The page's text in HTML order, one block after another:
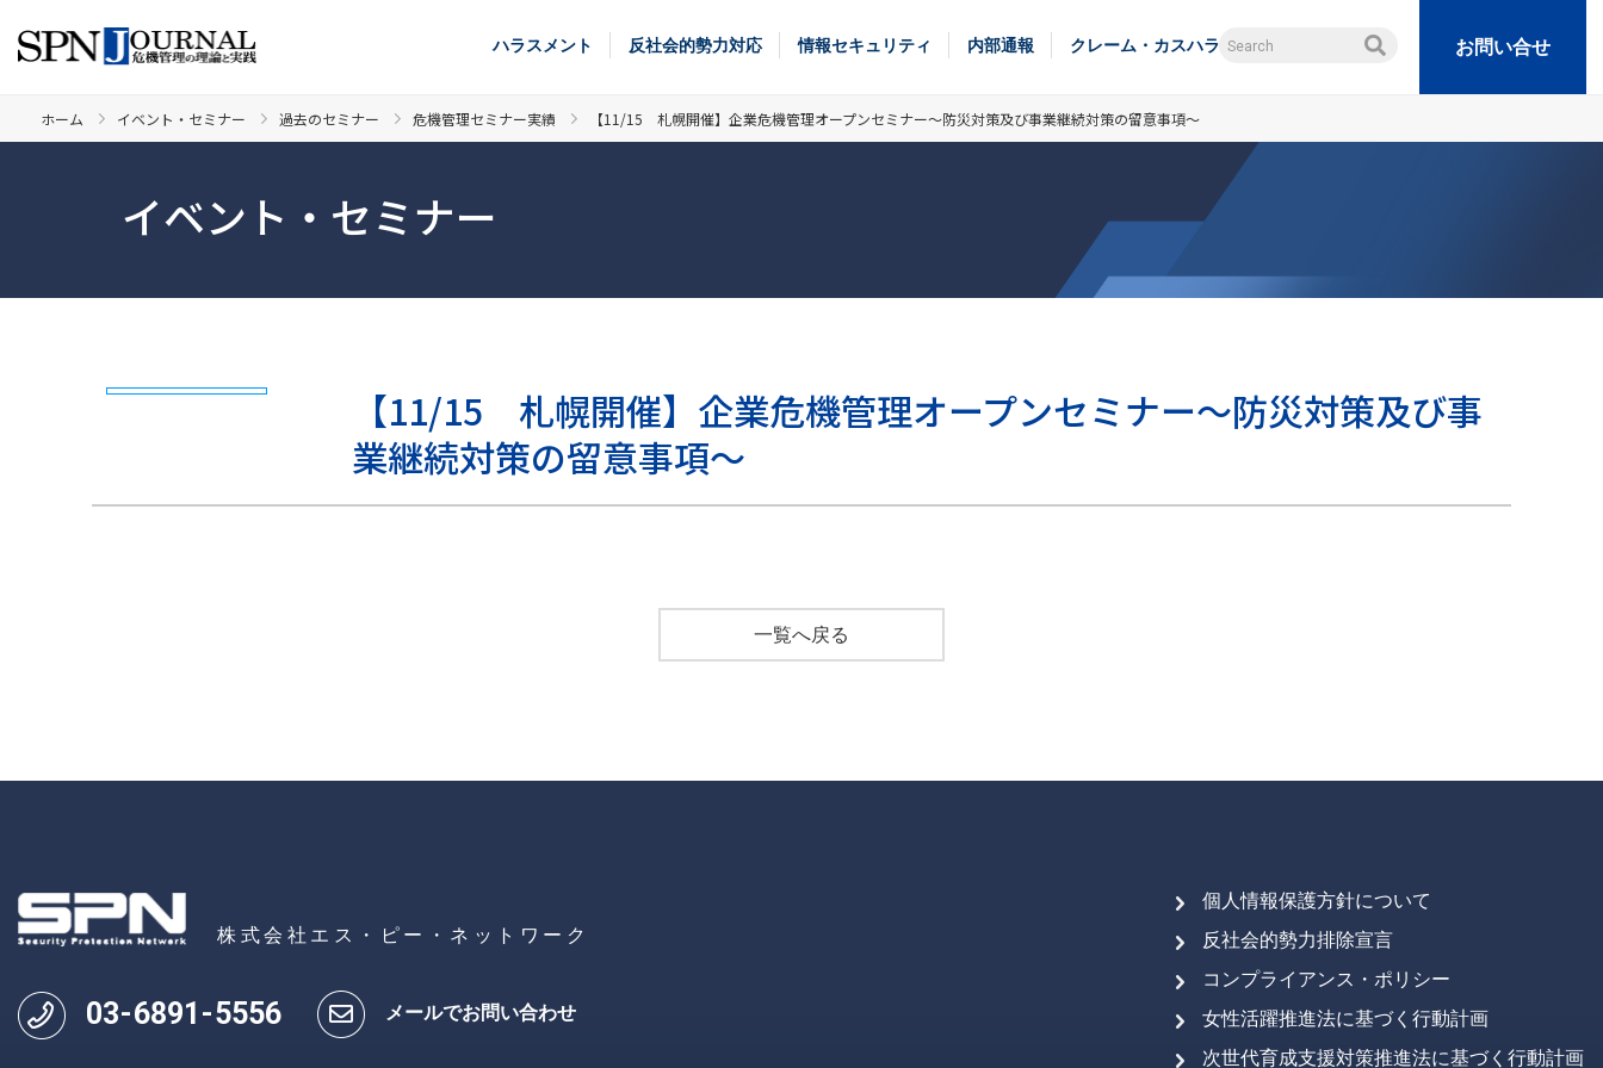
ハラスメント 反社会的勢力対応 情報セキュリティ 内部通報 クレーム・カスハラ お問い合せ
ホーム イベント・セミナー 過去のセミナー 危機管理セミナー実績 【11/15 札幌開催】企業危機管理オープンセミナー～防災対策及び事業継続対策の留意事項～
イベント・セミナー
【11/15 札幌開催】企業危機管理オープンセミナー～防災対策及び事
業継続対策の留意事項～
一覧へ戻る
株式会社エス・ピー・ネットワーク
03-6891 -5556 メールでお問い合わせ
個人情報保護方針について
反社会的勢力排除宣言
コンプライアンス・ポリシー
女性活躍推進法に基づく行動計画
次世代育成支援対策推進法に基づく行動計画